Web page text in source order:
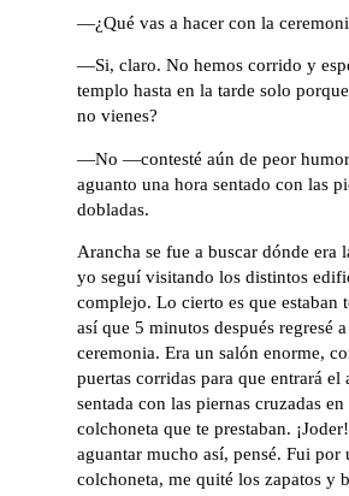
—¿Qué vas a hacer con la
—Si, claro. No hemos corrido y
templo hasta en la tarde solo
no vienes?
—No —contesté aún de peor
aguanto una hora sentado con las
dobladas.
Arancha se fue a buscar dónde era
yo seguí visitando los distintos
complejo. Lo cierto es que estaban
así que 5 minutos después regresé
ceremonia. Era un salón enorme,
puertas corridas para que entrará el
sentada con las piernas cruzadas
colchoneta que te prestaban.
aguantar mucho así, pensé. Fui por
colchoneta, me quité los zapatos y